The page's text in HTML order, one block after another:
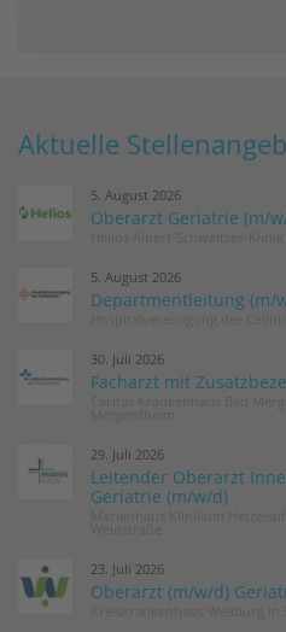
Aktuelle
5. August 2026
Oberarzt Geriatrie (m/
5. August 2026
Departmentleitung (m/
30. Juli 2026
Facharzt mit
29. Juli 2026
Leitender Oberarzt
Geriatrie (m/w/d)
23. Juli 2026
Oberarzt (m/w/d)